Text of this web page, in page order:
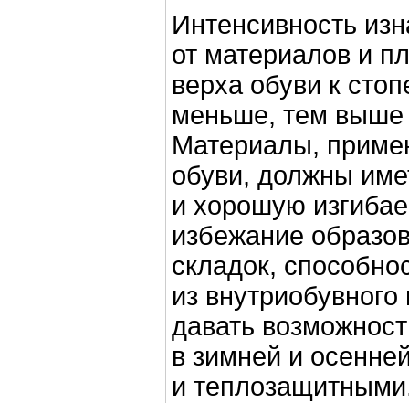
Интенсивность
от материалов и
верха обуви к
меньше, тем выше
Материалы,
обуви, должны
и хорошую
избежание
складок,
из
давать
в зимней и
и